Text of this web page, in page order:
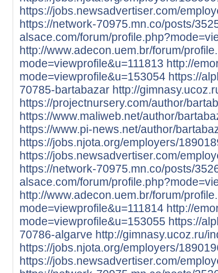
https://jobs.newsadvertiser.com/
https://network-70975.mn.co/posts/
alsace.com/forum/
http://www.adecon.uem.br/forum/
mode=viewprofile&u=111813 http://
mode=viewprofile&u=153054 https://
70785-bartabazar http://
https://projectnursery.com/author/
https://www.maliweb.net/author/
https://www.pi-news.net/author/
https://jobs.njota.org/employers/
https://jobs.newsadvertiser.com/
https://network-70975.mn.co/posts/
alsace.com/forum/
http://www.adecon.uem.br/forum/
mode=viewprofile&u=111814 http://
mode=viewprofile&u=153055 https://
70786-algarve http://gimnasy.ucoz.ru/
https://jobs.njota.org/employers/
https://jobs.newsadvertiser.com/